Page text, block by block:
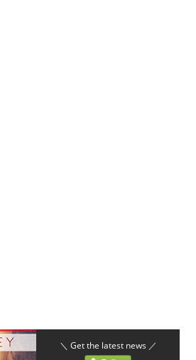
＼ Get the latest news ／